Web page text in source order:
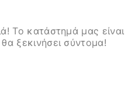
Το κατάστημά μας είναι
ξεκινήσει σύντομα!